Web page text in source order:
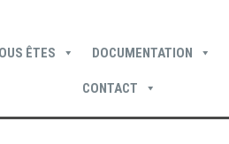
ÊTES DOCUMENTATION
CONTACT